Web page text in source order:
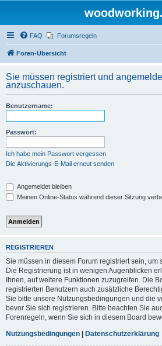
FAQ Forumsregeln
Foren-Übersicht
Sie müssen registriert und
anzuschauen.
Benutzername:
Passwort:
Ich habe mein Passwort vergessen
Die Aktivierungs-E-Mail erneut senden
Angemeldet bleiben
Meinen Online-Status während dieser Sitzung
REGISTRIEREN
Sie müssen in diesem Forum registriert sein, um
Die Registrierung ist in wenigen Augenblicken
Ihnen, auf weitere Funktionen zuzugreifen. Die
registrierten Benutzern auch zusätzliche
Sie bitte unsere Nutzungsbedingungen und die
bevor Sie sich registrieren. Bitte beachten Sie
Forenregeln, wenn Sie sich in diesem Board
Nutzungsbedingungen | Datenschutzerklärung